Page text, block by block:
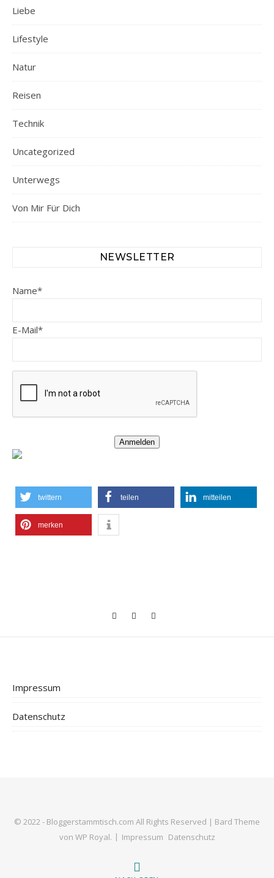
Liebe
Lifestyle
Natur
Reisen
Technik
Uncategorized
Unterwegs
Von Mir Für Dich
NEWSLETTER
Name*
E-Mail*
Anmelden
twittern teilen mitteilen
merken
Impressum
Datenschutz
© 2022 - Bloggerstammtisch.com All Rights Reserved | Bard Theme
von WP Royal. Impressum Datenschutz